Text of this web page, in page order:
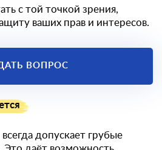
с той точкой зрения,
ваших прав и интересов.
ВОПРОС
допускает грубые